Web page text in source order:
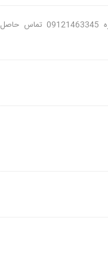
جهت استعلام موجودی لطفا با خط فروشگاه با شماره 09121463345 تماس حاصل